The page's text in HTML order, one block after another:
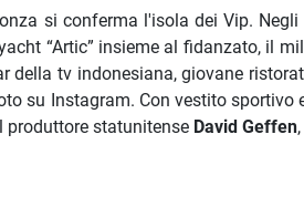
si conferma l'isola dei Vip.
“Artic” insieme al fidanzato, il
della tv indonesiana, giovane
su Instagram. Con vestito sportivo
produttore statunitense David Geffen